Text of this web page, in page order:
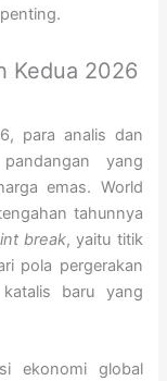
Kedua 2026
para analis dan
yang
emas. World
tahunnya
break, yaitu titik
pola pergerakan
baru yang
ekonomi global